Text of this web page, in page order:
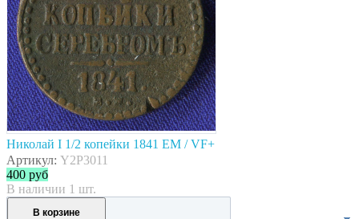
Николай I 1/2 копейки 1841 ЕМ / VF+
Артикул: Y2P3011
400 руб
В наличии 1 шт.
В корзине